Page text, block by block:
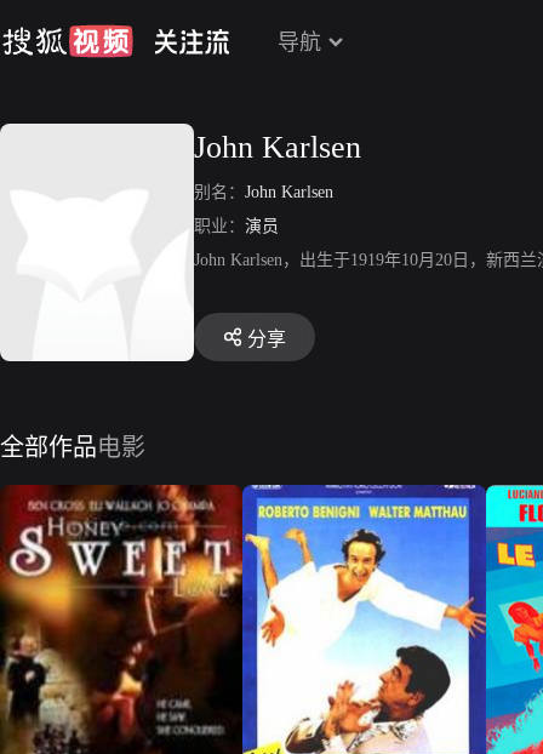
导航
John Karlsen
别名： John Karlsen
职业： 演员
John Karlsen，出生于1919年10月20日，新西
分享
全部作品电影